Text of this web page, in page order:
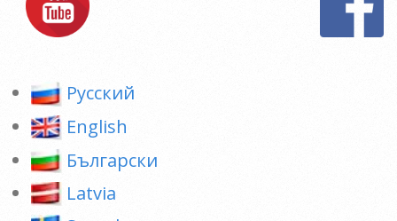
Pусский
English
Български
Latvia